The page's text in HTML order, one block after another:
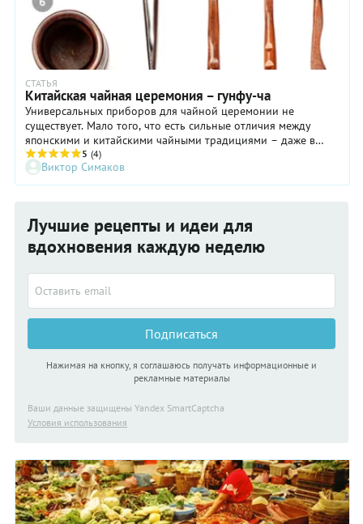
СТАТЬЯ
Китайская чайная церемония – гунфу-ча
Универсальных приборов для чайной церемонии не
существует. Мало того, что есть сильные отличия между
японскими и китайскими чайными традициями – даже в
разных районах Китая используют посуду различной формы.
5 (4)
Виктор Симаков
Лучшие рецепты и идеи для
вдохновения каждую неделю
Подписаться
Нажимая на кнопку, я соглашаюсь получать информационные и
рекламные материалы
Ваши данные защищены Yandex SmartCaptcha
Условия использования